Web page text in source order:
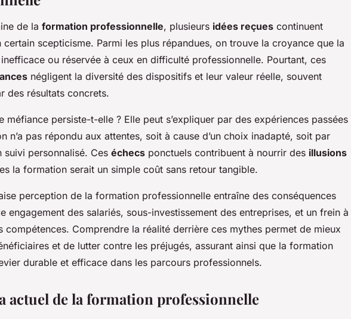
de la formation professionnelle, plusieurs idées reçues continuent
certain scepticisme. Parmi les plus répandues, on trouve la croyance que la
ou réservée à ceux en difficulté professionnelle. Pourtant, ces
négligent la diversité des dispositifs et leur valeur réelle, souvent
des résultats concrets.
méfiance persiste-t-elle ? Elle peut s’expliquer par des expériences passées
n’a pas répondu aux attentes, soit à cause d’un choix inadapté, soit par
suivi personnalisé. Ces échecs ponctuels contribuent à nourrir des illusions
la formation serait un simple coût sans retour tangible.
perception de la formation professionnelle entraîne des conséquences
engagement des salariés, sous-investissement des entreprises, et un frein à
compétences. Comprendre la réalité derrière ces mythes permet de mieux
et de lutter contre les préjugés, assurant ainsi que la formation
durable et efficace dans les parcours professionnels.
actuel de la formation professionnelle